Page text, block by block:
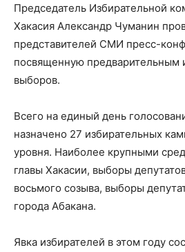
Председатель Избирательной
Хакасия Александр Чуманин
представителей СМИ пресс-
посвященную предварительным
выборов.
Всего на единый день
назначено 27 избирательных
уровня. Наиболее крупными
главы Хакасии, выборы
восьмого созыва, выборы
города Абакана.
Явка избирателей в этом году